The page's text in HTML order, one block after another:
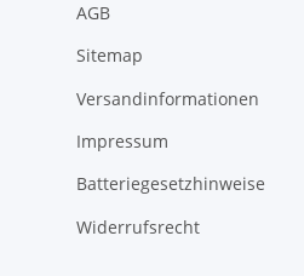
AGB
Sitemap
Versandinformationen
Impressum
Batteriegesetzhinweise
Widerrufsrecht